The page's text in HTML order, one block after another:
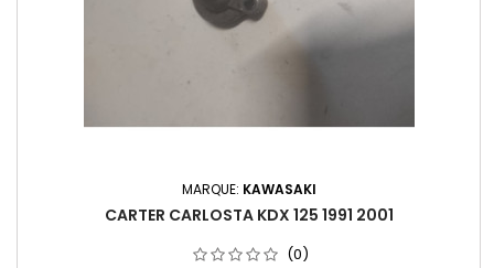
MARQUE: KAWASAKI
CARTER CARLOSTA KDX 125 1991 2001
(0)